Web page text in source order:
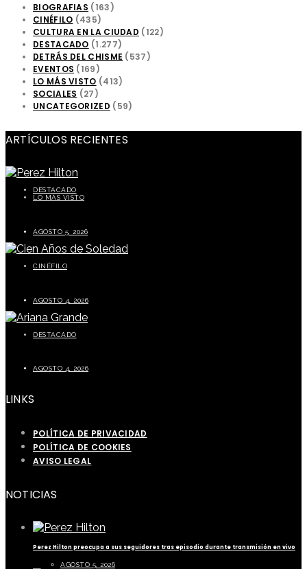
BIOGRAFIAS (163)
CINÉFILO (435)
CULTURA EN LA CIUDAD (122)
DESTACADO (1.277)
DETRÁS DEL CHISME (537)
EVENTOS (169)
LO MÁS VISTO (413)
SOCIALES (27)
UNCATEGORIZED (59)
ARTÍCULOS RECIENTES
DESTACADO
LO MÁS VISTO
AGOSTO 5, 2026
CINÉFILO
AGOSTO 4, 2026
DESTACADO
AGOSTO 4, 2026
LINKS
POLÍTICA DE PRIVACIDAD
POLÍTICA DE COOKIES
AVISO LEGAL
NOTICIAS
Perez Hilton preocupa a sus seguidores tras episodio durante transmisión en vivo
AGOSTO 5, 2026